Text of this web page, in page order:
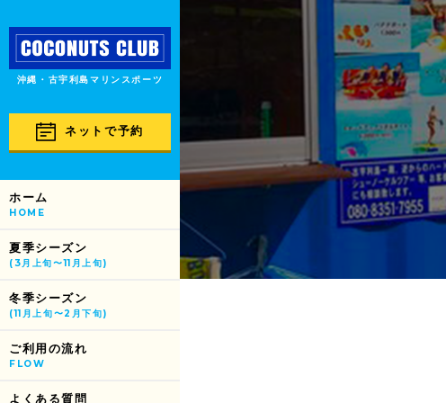
沖縄・古宇利島マリンスポーツ
ネットで予約
ホーム
HOME
夏季シーズン
(3月上旬〜11月上旬)
冬季シーズン
(11月上旬〜2月下旬)
ご利用の流れ
FLOW
よくある質問